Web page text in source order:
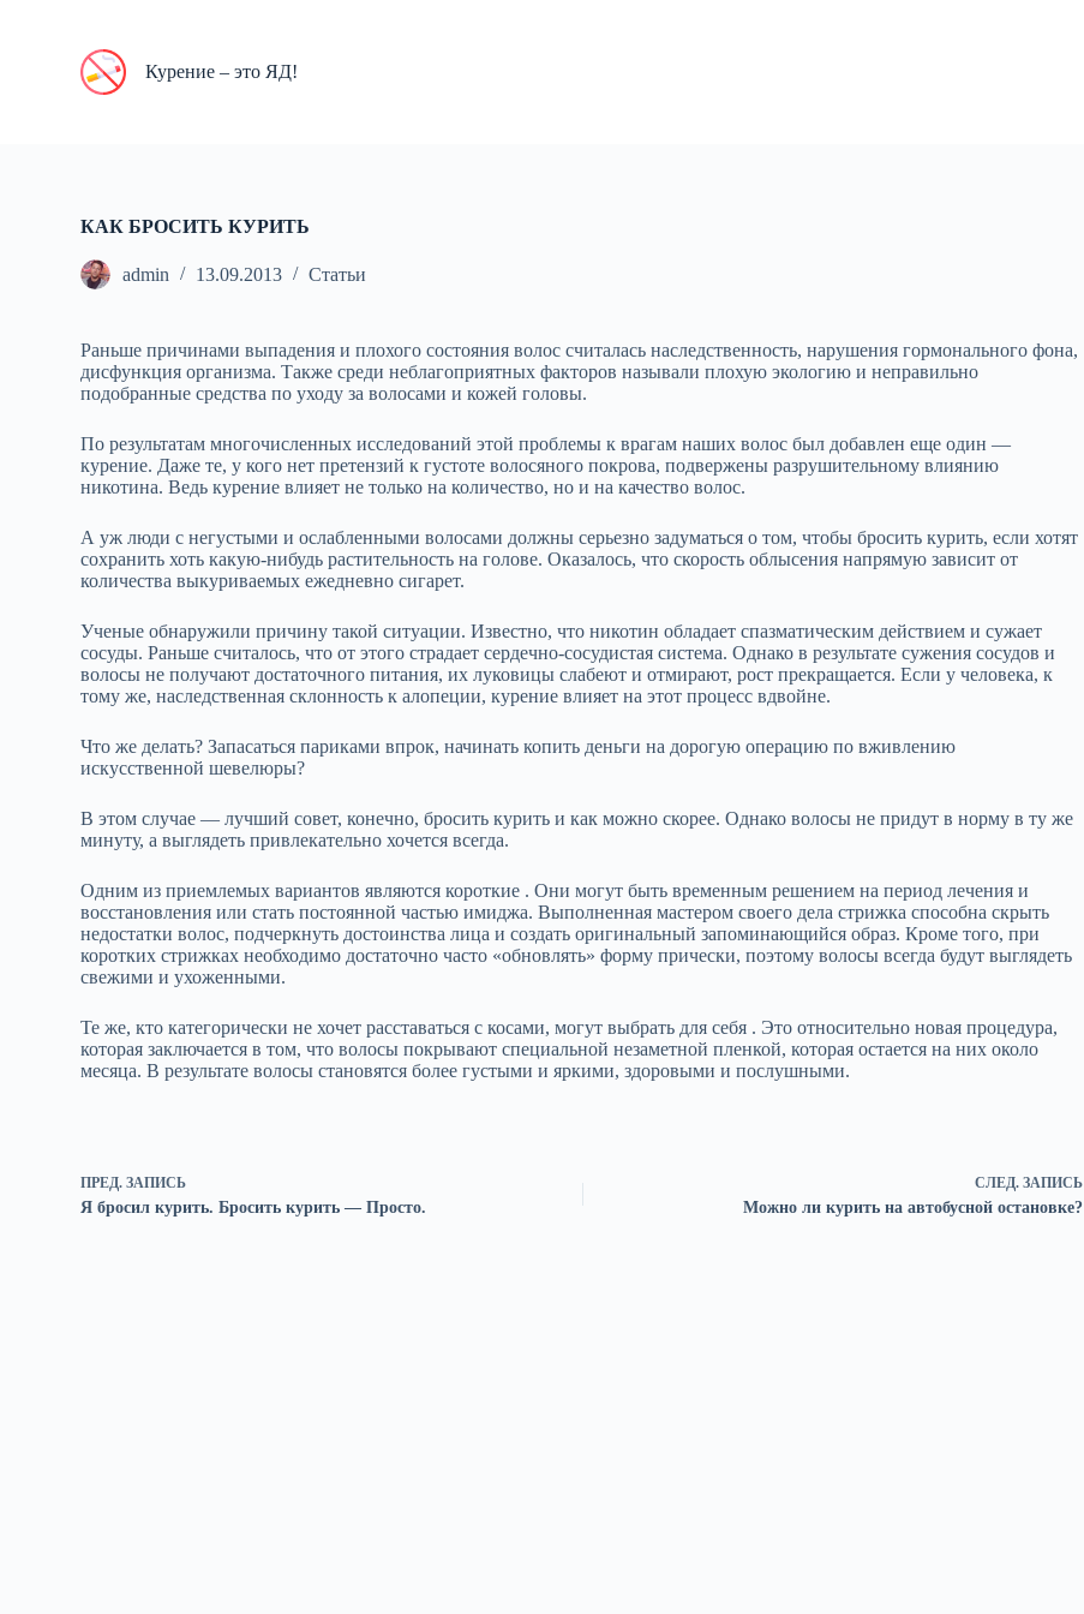
Курение – это ЯД!
КАК БРОСИТЬ КУРИТЬ
admin 13.09.2013 Статьи
Раньше причинами выпадения и плохого состояния волос считалась наследственность, нарушения гормонального фона,
дисфункция организма. Также среди неблагоприятных факторов называли плохую экологию и неправильно
подобранные средства по уходу за волосами и кожей головы.
По результатам многочисленных исследований этой проблемы к врагам наших волос был добавлен еще один —
курение. Даже те, у кого нет претензий к густоте волосяного покрова, подвержены разрушительному влиянию
никотина. Ведь курение влияет не только на количество, но и на качество волос.
А уж люди с негустыми и ослабленными волосами должны серьезно задуматься о том, чтобы бросить курить, если хотят
сохранить хоть какую-нибудь растительность на голове. Оказалось, что скорость облысения напрямую зависит от
количества выкуриваемых ежедневно сигарет.
Ученые обнаружили причину такой ситуации. Известно, что никотин обладает спазматическим действием и сужает
сосуды. Раньше считалось, что от этого страдает сердечно-сосудистая система. Однако в результате сужения сосудов и
волосы не получают достаточного питания, их луковицы слабеют и отмирают, рост прекращается. Если у человека, к
тому же, наследственная склонность к алопеции, курение влияет на этот процесс вдвойне.
Что же делать? Запасаться париками впрок, начинать копить деньги на дорогую операцию по вживлению
искусственной шевелюры?
В этом случае — лучший совет, конечно, бросить курить и как можно скорее. Однако волосы не придут в норму в ту же
минуту, а выглядеть привлекательно хочется всегда.
Одним из приемлемых вариантов являются короткие . Они могут быть временным решением на период лечения и
восстановления или стать постоянной частью имиджа. Выполненная мастером своего дела стрижка способна скрыть
недостатки волос, подчеркнуть достоинства лица и создать оригинальный запоминающийся образ. Кроме того, при
коротких стрижках необходимо достаточно часто «обновлять» форму прически, поэтому волосы всегда будут выглядеть
свежими и ухоженными.
Те же, кто категорически не хочет расставаться с косами, могут выбрать для себя . Это относительно новая процедура,
которая заключается в том, что волосы покрывают специальной незаметной пленкой, которая остается на них около
месяца. В результате волосы становятся более густыми и яркими, здоровыми и послушными.
ПРЕД.ЗАПИСЬ
Я бросил курить. Бросить курить — Просто.
СЛЕД. ЗАПИСЬ
Можно ли курить на автобусной остановке?